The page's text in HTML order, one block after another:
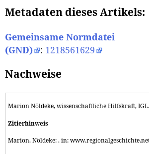
Metadaten dieses Artikels:
Gemeinsame Normdatei
(GND)
: 1218561629
Nachweise
Marion Nöldeke, wissenschaftliche Hilfskraft,
Zitierhinweis
Marion, Nöldeke: , in: